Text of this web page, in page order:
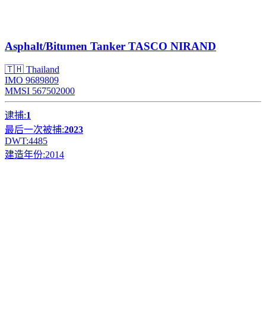
Asphalt/Bitumen Tanker TASCO NIRAND
🇹🇭 Thailand
IMO 9689809
MMSI 567502000
逮捕:1
最后一次被捕:2023
DWT:4485
建造年份:2014